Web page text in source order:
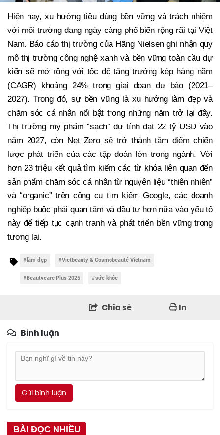
Hiện nay, xu hướng tiêu dùng bền vững và trách nhiệm
với môi trường đang ngày càng phổ biến rộng rãi tại Việt
Nam. Báo cáo thị trường của Hãng Nielsen ghi nhận quy
mô thị trường công nghệ xanh và bền vững toàn cầu dự
kiến sẽ mở rộng với tốc độ tăng trưởng kép hàng năm
(CAGR) khoảng 24% trong giai đoạn dự báo (2021–
2027). Trong đó, sự bền vững là xu hướng làm đẹp và
chăm sóc cá nhân nổi bật trong những năm trở lại đây.
Thị trường mỹ phẩm “sạch” dự tính đạt 22 tỷ USD vào
năm 2027, còn Net Zero sẽ trở thành tâm điểm chiến
lược phát triển của các tập đoàn lớn trong ngành. Với
hơn 23 triệu kết quả tìm kiếm các từ khóa liên quan đến
sản phẩm chăm sóc cá nhân từ nguyên liệu “thiên nhiên”
và “organic” trên công cụ tìm kiếm Google, các doanh
nghiệp buộc phải quan tâm và đầu tư hơn nữa vào yếu tố
này để tiếp tục cạnh tranh và phát triển bền vững trong
tương lai.
#làm đẹp #Vietbeauty & Cosmobeauté Vietnam
#Beautycare Plus 2025 #sức khỏe
Chia sẻ In
Bình luận
Gửi bình luận
BÀI ĐỌC NHIỀU